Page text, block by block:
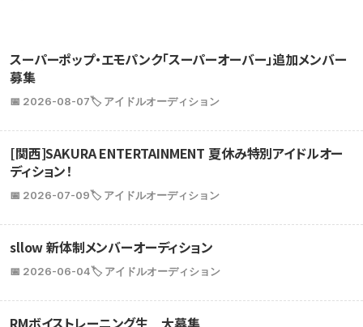
スーパーポップ・エモパンク「スーパーオーバー」追加メンバー
募集
📅 2026-08-07🏷️ アイドルオーディション
[関西]SAKURA ENTERTAINMENT 夏休み特別アイドルオー
ディション！
📅 2026-07-09🏷️ アイドルオーディション
sllow 新体制メンバーオーディション
📅 2026-06-04🏷️ アイドルオーディション
RMボイストレーニング生 大募集